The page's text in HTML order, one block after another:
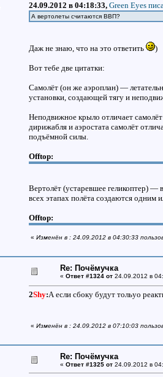
24.09.2012 в 04:18:33, Green Eyes
А вертолеты считаются ВВП?
Даж не знаю, что на это ответить )
Вот тебе две цитатки:
Самолёт (он же аэроплан) —
установки, создающей тягу и
Неподвижное крыло отличает
дирижабля и аэростата самолёт
подъёмной силы.
Offtop:
Вертолёт (устаревшее геликоптер) —
всех этапах полёта создаются одним
Offtop:
« Изменён в : 24.09.2012 в 04:30:33
Re: Почёмучка
« Ответ #1324 от24.09.2012 в
2Shy:А если сбоку будут тольуо
« Изменён в : 24.09.2012 в 07:10:03
Re: Почёмучка
« Ответ #1325 от24.09.2012 в